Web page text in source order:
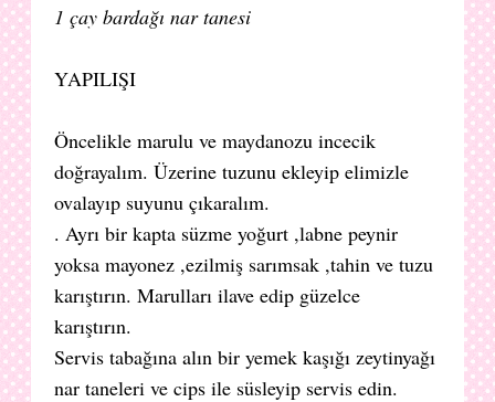
1 çay bardağı nar tanesi
YAPILIŞI
Öncelikle marulu ve maydanozu incecik
doğrayalım. Üzerine tuzunu ekleyip elimizle
ovalayıp suyunu çıkaralım.
. Ayrı bir kapta süzme yoğurt ,labne peynir
yoksa mayonez ,ezilmiş sarımsak ,tahin ve tuzu
karıştırın. Marulları ilave edip güzelce
karıştırın.
Servis tabağına alın bir yemek kaşığı zeytinyağı
nar taneleri ve cips ile süsleyip servis edin.